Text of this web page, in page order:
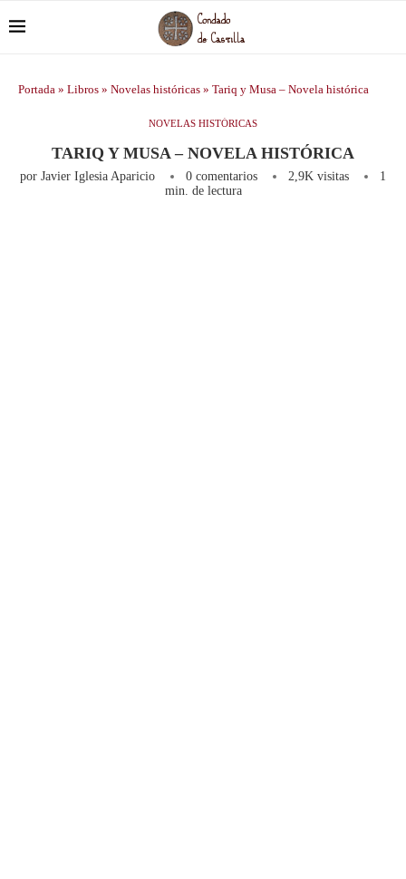
Portada » Libros » Novelas históricas » Tariq y Musa – Novela histórica
NOVELAS HISTÓRICAS
TARIQ Y MUSA – NOVELA HISTÓRICA
por Javier Iglesia Aparicio 0 comentarios 2,9K visitas
1
min. de lectura